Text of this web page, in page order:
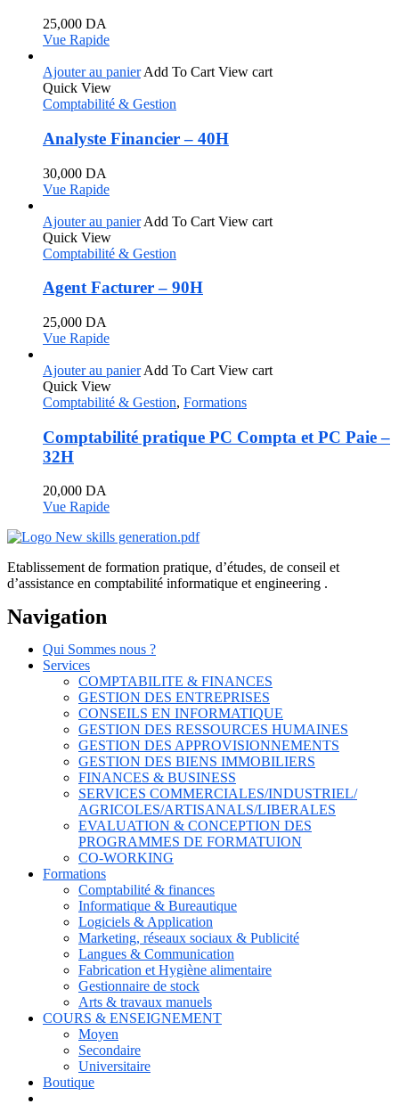
25,000 DA
Vue Rapide
Ajouter au panier Add To Cart View cart
Quick View
Comptabilité & Gestion
Analyste Financier – 40H
30,000 DA
Vue Rapide
Ajouter au panier Add To Cart View cart
Quick View
Comptabilité & Gestion
Agent Facturer – 90H
25,000 DA
Vue Rapide
Ajouter au panier Add To Cart View cart
Quick View
Comptabilité & Gestion, Formations
Comptabilité pratique PC Compta et PC Paie –
32H
20,000 DA
Vue Rapide
Etablissement de formation pratique, d’études, de conseil et
d’assistance en comptabilité informatique et engineering .
Navigation
Qui Sommes nous ?
Services
COMPTABILITE & FINANCES
GESTION DES ENTREPRISES
CONSEILS EN INFORMATIQUE
GESTION DES RESSOURCES HUMAINES
GESTION DES APPROVISIONNEMENTS
GESTION DES BIENS IMMOBILIERS
FINANCES & BUSINESS
SERVICES COMMERCIALES/INDUSTRIEL/
AGRICOLES/ARTISANALS/LIBERALES
EVALUATION & CONCEPTION DES
PROGRAMMES DE FORMATUION
CO-WORKING
Formations
Comptabilité & finances
Informatique & Bureautique
Logiciels & Application
Marketing, réseaux sociaux & Publicité
Langues & Communication
Fabrication et Hygiène alimentaire
Gestionnaire de stock
Arts & travaux manuels
COURS & ENSEIGNEMENT
Moyen
Secondaire
Universitaire
Boutique